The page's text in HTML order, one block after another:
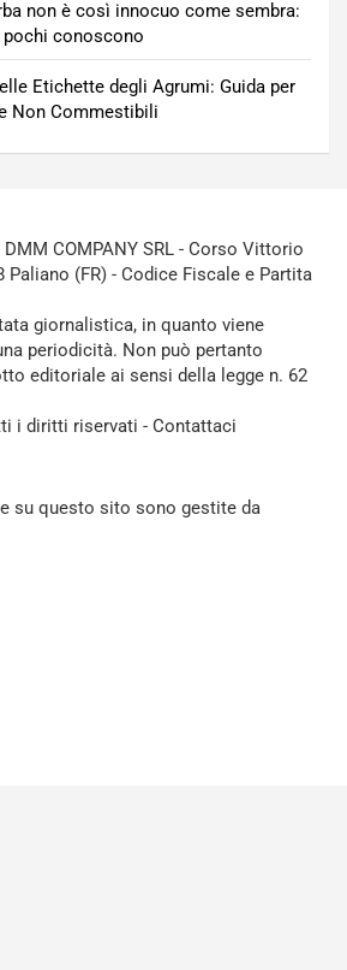
non è così innocuo come sembra:
conoscono
Etichette degli Agrumi: Guida per
Non Commestibili
COMPANY SRL - Corso Vittorio
Paliano (FR) - Codice Fiscale e Partita
giornalistica, in quanto viene
periodicità. Non può pertanto
editoriale ai sensi della legge n. 62
i diritti riservati - Contattaci
su questo sito sono gestite da